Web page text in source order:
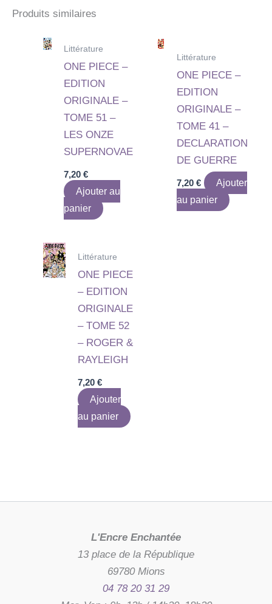
Produits similaires
Littérature
ONE PIECE –
EDITION
ORIGINALE –
TOME 51 –
LES ONZE
SUPERNOVAE
7,20€
Ajouter au
panier
Littérature
ONE PIECE –
EDITION
ORIGINALE –
TOME 41 –
DECLARATION
DE GUERRE
7,20 €
Ajouter
au panier
Littérature
ONE PIECE
– EDITION
ORIGINALE
– TOME 52
– ROGER &
RAYLEIGH
7,20€
Ajouter
au panier
L'Encre Enchantée
13 place de la République
69780 Mions
04 78 20 31 29